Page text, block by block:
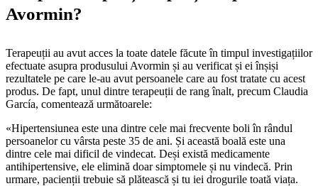
Avormin?
Terapeuții au avut acces la toate datele făcute în timpul investigațiilor
efectuate asupra produsului Avormin și au verificat și ei înșiși
rezultatele pe care le-au avut persoanele care au fost tratate cu acest
produs. De fapt, unul dintre terapeuții de rang înalt, precum Claudia
García, comentează următoarele:
«Hipertensiunea este una dintre cele mai frecvente boli în rândul
persoanelor cu vârsta peste 35 de ani. Și această boală este una
dintre cele mai dificil de vindecat. Deși există medicamente
antihipertensive, ele elimină doar simptomele și nu vindecă. Prin
urmare, pacienții trebuie să plătească și tu iei drogurile toată viața.